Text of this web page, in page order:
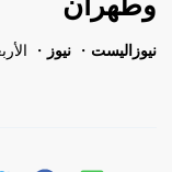
نيوزاليست نيوز الأربعاء،